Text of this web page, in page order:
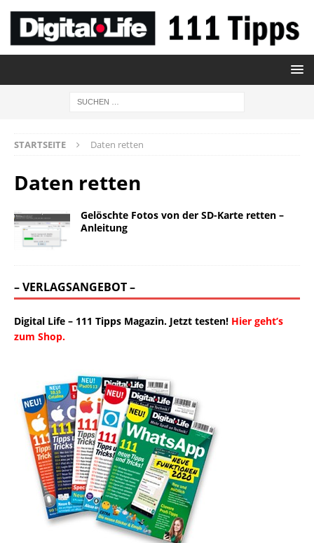
STARTSEITE Daten retten
Daten retten
Gelöschte Fotos von der SD-Karte retten –
Anleitung
– VERLAGSANGEBOT –
Digital Life – 111 Tipps Magazin. Jetzt testen! Hier geht’s
zum Shop.